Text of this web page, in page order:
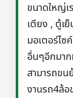
ขนาดใหญ่เ
เตียง , ตู้เ
มอเตอร์ไซ
อื่นๆอีกมา
สามารถขน
งานรถ4ล้อ